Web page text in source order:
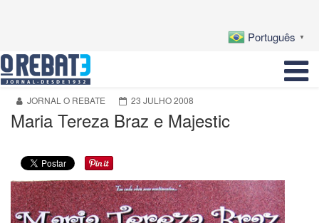
Português ▼
JORNAL O REBATE 23 JULHO 2008
Maria Tereza Braz e Majestic